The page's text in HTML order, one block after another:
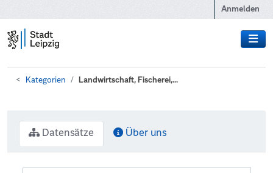
Anmelden
Kategorien Landwirtschaft, Fischerei,...
Datensätze Über uns